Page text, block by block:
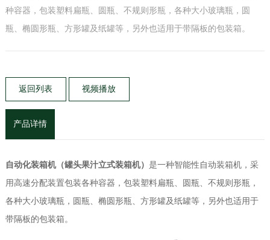
种容器，包装塑料扁瓶、圆瓶、不规则形瓶，各种大小玻璃瓶，圆
瓶、椭圆形瓶、方形罐及纸罐等，另外也适用于带隔板的包装箱。
返回列表 视频播放
产品详情
自动化装箱机（罐头果汁立式装箱机） 是一种智能性自动装箱机，采
用高速分配装置包装各种容器，包装塑料扁瓶、圆瓶、不规则形瓶，
各种大小玻璃瓶，圆瓶、椭圆形瓶、方形罐及纸罐等，另外也适用于
带隔板的包装箱。